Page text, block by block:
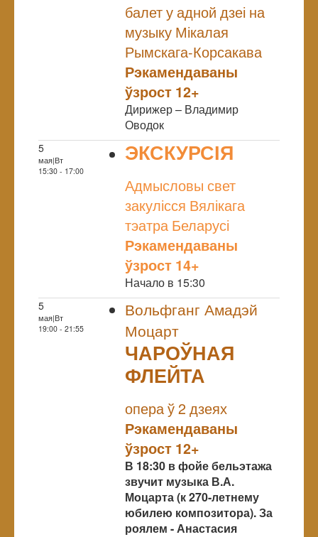
балет у адной дзеі на
музыку Мікалая
Рымскага-Корсакава
Рэкамендаваны
ўзрост 12+
Дирижер – Владимир
Оводок
5
мая|Вт
15:30 - 17:00
ЭКСКУРСІЯ
Адмысловы свет
закулісся Вялікага
тэатра Беларусі
Рэкамендаваны
ўзрост 14+
Начало в 15:30
5
мая|Вт
19:00 - 21:55
Вольфганг Амадэй
Моцарт
ЧАРОЎНАЯ
ФЛЕЙТА
опера ў 2 дзеях
Рэкамендаваны
ўзрост 12+
В 18:30 в фойе бельэтажа
звучит музыка В.А.
Моцарта (к 270-летнему
юбилею композитора). За
роялем - Анастасия